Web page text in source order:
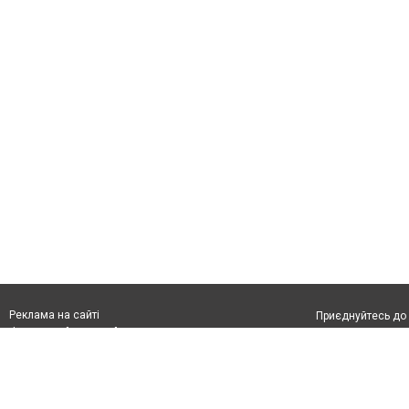
Реклама на сайті
Франшиза "CitySites"
Приєднуйтесь до